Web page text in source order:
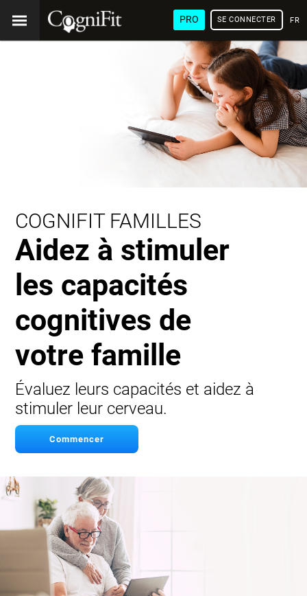
PRO SE CONNECTER
COGNIFIT FAMILLES
Aidez à stimuler
les capacités
cognitives de
votre famille
Évaluez leurs capacités et aidez à
stimuler leur cerveau.
Commencer